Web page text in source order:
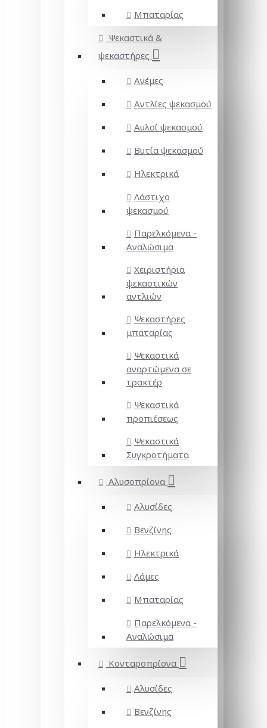
Μπαταρίας
Ψεκαστικά &
ψεκαστήρες
Ανέμες
Αντλίες ψεκασμού
Αυλοί ψεκασμού
Βυτία ψεκασμού
Ηλεκτρικά
Λάστιχο
ψεκασμού
Παρελκόμενα -
Αναλώσιμα
Χειριστήρια
ψεκαστικών
αντλιών
Ψεκαστήρες
μπαταρίας
Ψεκαστικά
αναρτώμενα σε
τρακτέρ
Ψεκαστικά
προπιέσεως
Ψεκαστικά
Συγκροτήματα
Αλυσοπρίονα
Αλυσίδες
Βενζίνης
Ηλεκτρικά
Λάμες
Μπαταρίας
Παρελκόμενα -
Αναλώσιμα
Κονταροπρίονα
Αλυσίδες
Βενζίνης